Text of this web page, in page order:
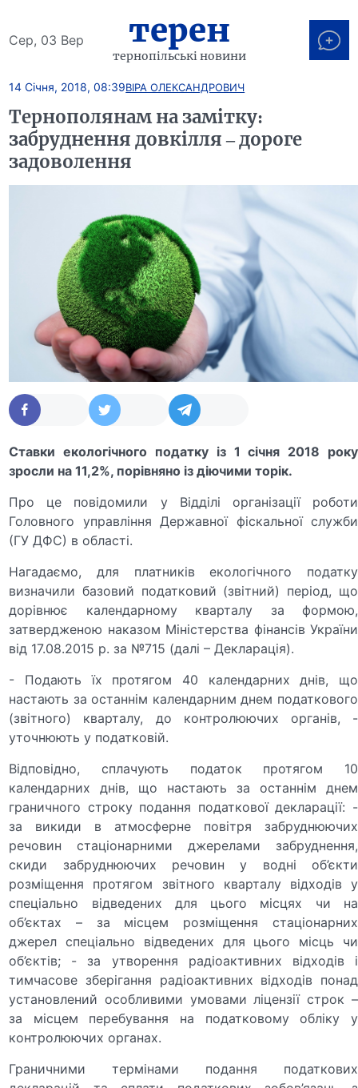
Сер, 03 Вер терен
тернопільські новини
14 Січня, 2018, 08:39ВІРА ОЛЕКСАНДРОВИЧ
Тернополянам на замітку:
забруднення довкілля – дороге
задоволення
Ставки екологічного податку із 1 січня 2018 року
зросли на 11,2%, порівняно із діючими торік.
Про це повідомили у Відділі організації роботи
Головного управління Державної фіскальної служби
(ГУ ДФС) в області.
Нагадаємо, для платників екологічного податку
визначили базовий податковий (звітний) період, що
дорівнює календарному кварталу за формою,
затвердженою наказом Міністерства фінансів України
від 17.08.2015 р. за №715 (далі – Декларація).
- Подають їх протягом 40 календарних днів, що
настають за останнім календарним днем податкового
(звітного) кварталу, до контролюючих органів, -
уточнюють у податковій.
Відповідно, сплачують податок протягом 10
календарних днів, що настають за останнім днем
граничного строку подання податкової декларації: -
за викиди в атмосферне повітря забруднюючих
речовин стаціонарними джерелами забруднення,
скиди забруднюючих речовин у водні об’єкти
розміщення протягом звітного кварталу відходів у
спеціально відведених для цього місцях чи на
об’єктах – за місцем розміщення стаціонарних
джерел спеціально відведених для цього місць чи
об’єктів; - за утворення радіоактивних відходів і
тимчасове зберігання радіоактивних відходів понад
установлений особливими умовами ліцензії строк –
за місцем перебування на податковому обліку у
контролюючих органах.
Граничними термінами подання податкових